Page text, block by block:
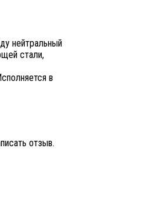
нейтральный
стали,
в
отзыв.